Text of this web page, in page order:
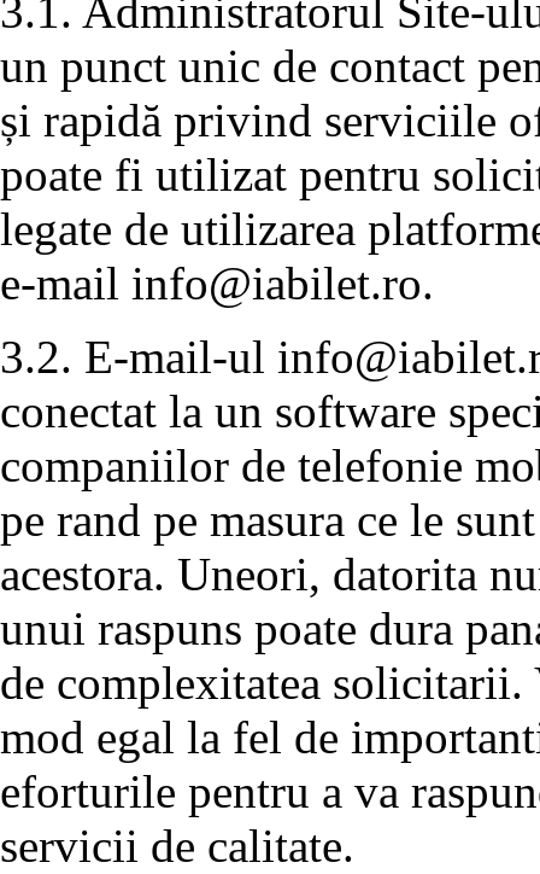
3.1. Administratorul Site-
un punct unic de contact
și rapidă privind serviciile
poate fi utilizat pentru
legate de utilizarea
e-mail info@iabilet.ro.
3.2. E-mail-ul
conectat la un software
companiilor de telefonie
pe rand pe masura ce le
acestora. Uneori, datorita
unui raspuns poate dura
de complexitatea
mod egal la fel de
eforturile pentru a va
servicii de calitate.